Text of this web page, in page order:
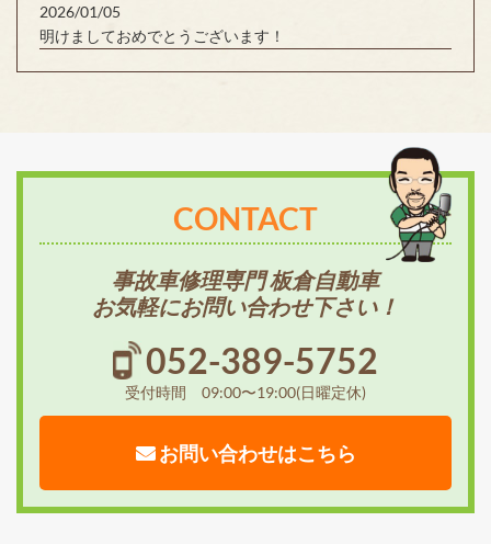
2026/01/05
明けましておめでとうございます！
CONTACT
事故車修理専門 板倉自動車
お気軽にお問い合わせ下さい！
052-389-5752
受付時間 09:00〜19:00(日曜定休)
お問い合わせはこちら